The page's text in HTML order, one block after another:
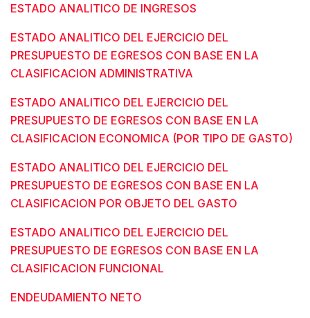
ESTADO ANALITICO DE INGRESOS
ESTADO ANALITICO DEL EJERCICIO DEL
PRESUPUESTO DE EGRESOS CON BASE EN LA
CLASIFICACION ADMINISTRATIVA
ESTADO ANALITICO DEL EJERCICIO DEL
PRESUPUESTO DE EGRESOS CON BASE EN LA
CLASIFICACION ECONOMICA (POR TIPO DE GASTO)
ESTADO ANALITICO DEL EJERCICIO DEL
PRESUPUESTO DE EGRESOS CON BASE EN LA
CLASIFICACION POR OBJETO DEL GASTO
ESTADO ANALITICO DEL EJERCICIO DEL
PRESUPUESTO DE EGRESOS CON BASE EN LA
CLASIFICACION FUNCIONAL
ENDEUDAMIENTO NETO